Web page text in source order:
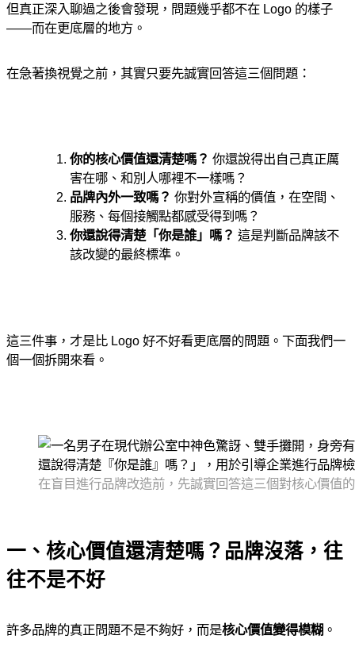
但真正深入聊過之後會發現，問題幾乎都不在 Logo 的樣子
——而在更底層的地方。
在急著換視覺之前，其實只要先誠實回答這三個問題：
你的核心價值還清楚嗎？ 你還說得出自己真正厲
害在哪、和別人哪裡不一樣嗎？
品牌內外一致嗎？ 你對外宣稱的價值，在空間、
服務、每個接觸點都感受得到嗎？
你還說得清楚「你是誰」嗎？ 這是判斷品牌該不
該改變的最終標準。
這三件事，才是比 Logo 好不好看更底層的問題。下面我們一
個一個拆開來看。
在盲目進行品牌改造前，先誠實回答這三個對核心價值
一、核心價值還清楚嗎？品牌沒落，往
往不是不好
許多品牌的真正問題不是不夠好，而是核心價值變得模糊 。